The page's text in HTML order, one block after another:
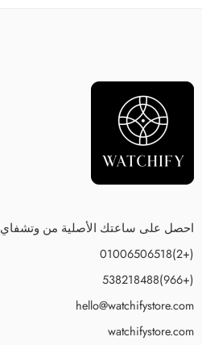
احصل على ساعتك الأصلية من وتشفاي
(+2)01006506518
(+966)538218488
hello@watchifystore.com
watchifystore.com